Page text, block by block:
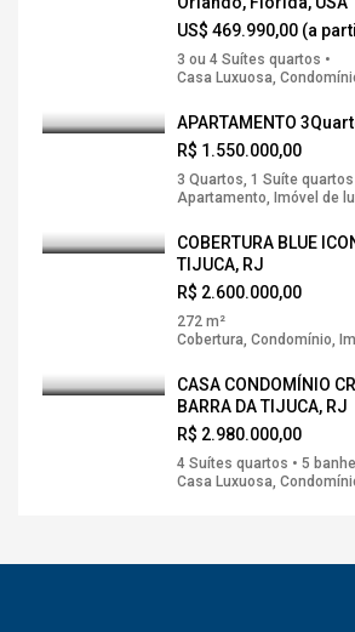
US$ 469.990,00 (a
3 ou 4 Suítes quartos •
Casa Luxuosa,
APARTAMENTO
R$ 1.550.000,00
3 Quartos, 1 Suíte quartos
Apartamento, Imóvel de
COBERTURA BLUE
TIJUCA, RJ
R$ 2.600.000,00
272 m²
Cobertura, Condomínio,
CASA CONDOMÍNIO
BARRA DA TIJUCA, RJ
R$ 2.980.000,00
4 Suítes quartos • 5
Casa Luxuosa,